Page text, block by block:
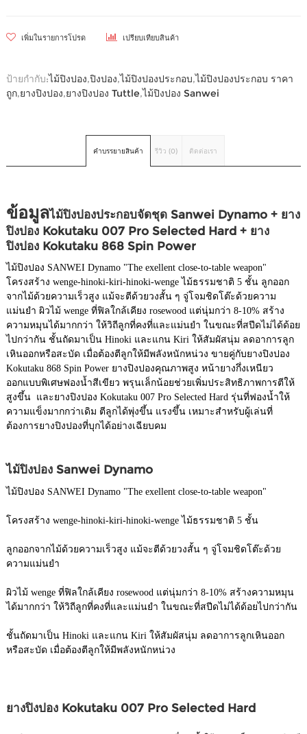
เพิ่มในรายการโปรด เปรียบเทียบสินค้า
ป้ายกำกับ:ไม้ปิงปอง,ปิงปอง,ไม้ปิงปองประกอบ,ไม้ปิงปองประกอบ ราคา
ถูก,ยางปิงปอง,ยางปิงปอง Tuttle,ไม้ปิงปอง Sanwei
คำบรรยายสินค้า รีวิว (0) ติดต่อเรา
ข้อมูลไม้ปิงปองประกอบจัดชุด Sanwei Dynamo + ยาง
ปิงปอง Kokutaku 007 Pro Selected Hard + ยาง
ปิงปอง Kokutaku 868 Spin Power
ไม้ปิงปอง SANWEI Dynamo "The exellent close-to-table weapon"
โครงสร้าง wenge-hinoki-kiri-hinoki-wenge ไม้ธรรมชาติ 5 ชั้น ลูกออก
จากไม้ด้วยความเร็วสูง แม้จะตีด้วยวงสั้น ๆ จู่โจมชิดโต๊ะด้วยความ
แม่นยำ ผิวไม้ wenge ที่ฟิลใกล้เคียง rosewood แต่นุ่มกว่า 8-10% สร้าง
ความหมุนได้มากกว่า ให้วิถีลูกที่คงที่และแม่นยำ ในขณะที่สปีดไม่ได้ด้อย
ไปกว่ากัน ชั้นถัดมาเป็น Hinoki และแกน Kiri ให้สัมผัสนุ่ม ลดอาการลูก
เหินออกหรือสะบัด เมื่อต้องตีลูกให้มีพลังหนักหน่วง ขายคู่กับยางปิงปอง
Kokutaku 868 Spin Power ยางปิงปองคุณภาพสูง หน้ายางกึ่งเหนียว
ออกแบบพิเศษฟองน้ำสีเขียว พรุนเล็กน้อยช่วยเพิ่มประสิทธิภาพการตีให้
สูงขึ้น และยางปิงปอง Kokutaku 007 Pro Selected Hard รุ่นที่ฟองน้ำให้
ความแข็งมากกว่าเดิม ตีลูกได้พุ่งขึ้น แรงขึ้น เหมาะสำหรับผู้เล่นที่
ต้องการยางปิงปองที่บุกได้อย่างเฉียบคม
ไม้ปิงปอง Sanwei Dynamo
ไม้ปิงปอง SANWEI Dynamo "The exellent close-to-table weapon"
โครงสร้าง wenge-hinoki-kiri-hinoki-wenge ไม้ธรรมชาติ 5 ชั้น
ลูกออกจากไม้ด้วยความเร็วสูง แม้จะตีด้วยวงสั้น ๆ จู่โจมชิดโต๊ะด้วย
ความแม่นยำ
ผิวไม้ wenge ที่ฟิลใกล้เคียง rosewood แต่นุ่มกว่า 8-10% สร้างความหมุน
ได้มากกว่า ให้วิถีลูกที่คงที่และแม่นยำ ในขณะที่สปีดไม่ได้ด้อยไปกว่ากัน
ชั้นถัดมาเป็น Hinoki และแกน Kiri ให้สัมผัสนุ่ม ลดอาการลูกเหินออก
หรือสะบัด เมื่อต้องตีลูกให้มีพลังหนักหน่วง
ยางปิงปอง Kokutaku 007 Pro Selected Hard